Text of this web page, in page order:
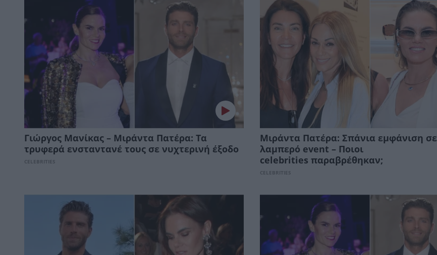
Γιώργος Μανίκας – Μιράντα Πατέρα: Τα
τρυφερά ενσταντανέ τους σε νυχτερινή έξοδο
CELEBRITIES
Μιράντα Πατέρα: Σπάνια εμφάνιση σε
λαμπερό event – Ποιοι
celebrities παραβρέθηκαν;
CELEBRITIES